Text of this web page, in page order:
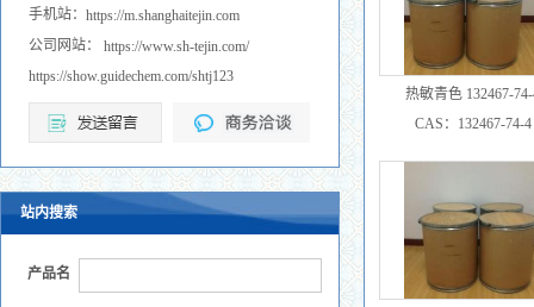
手机站： https://m.shanghaitejin.com
公司网站： https://www.sh-tejin.com/
https://show.guidechem.com/shtj123
站内搜索
产品名
热敏青色 132467-
CAS：132467-74-4